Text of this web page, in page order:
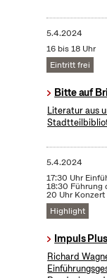
5.4.2024
16 bis 18 Uhr
Eintritt frei
Bitte auf
Literatur aus
5.4.2024
17:30 Uhr
18:30 Führung
20 Uhr
Highlight
Impuls
Richard